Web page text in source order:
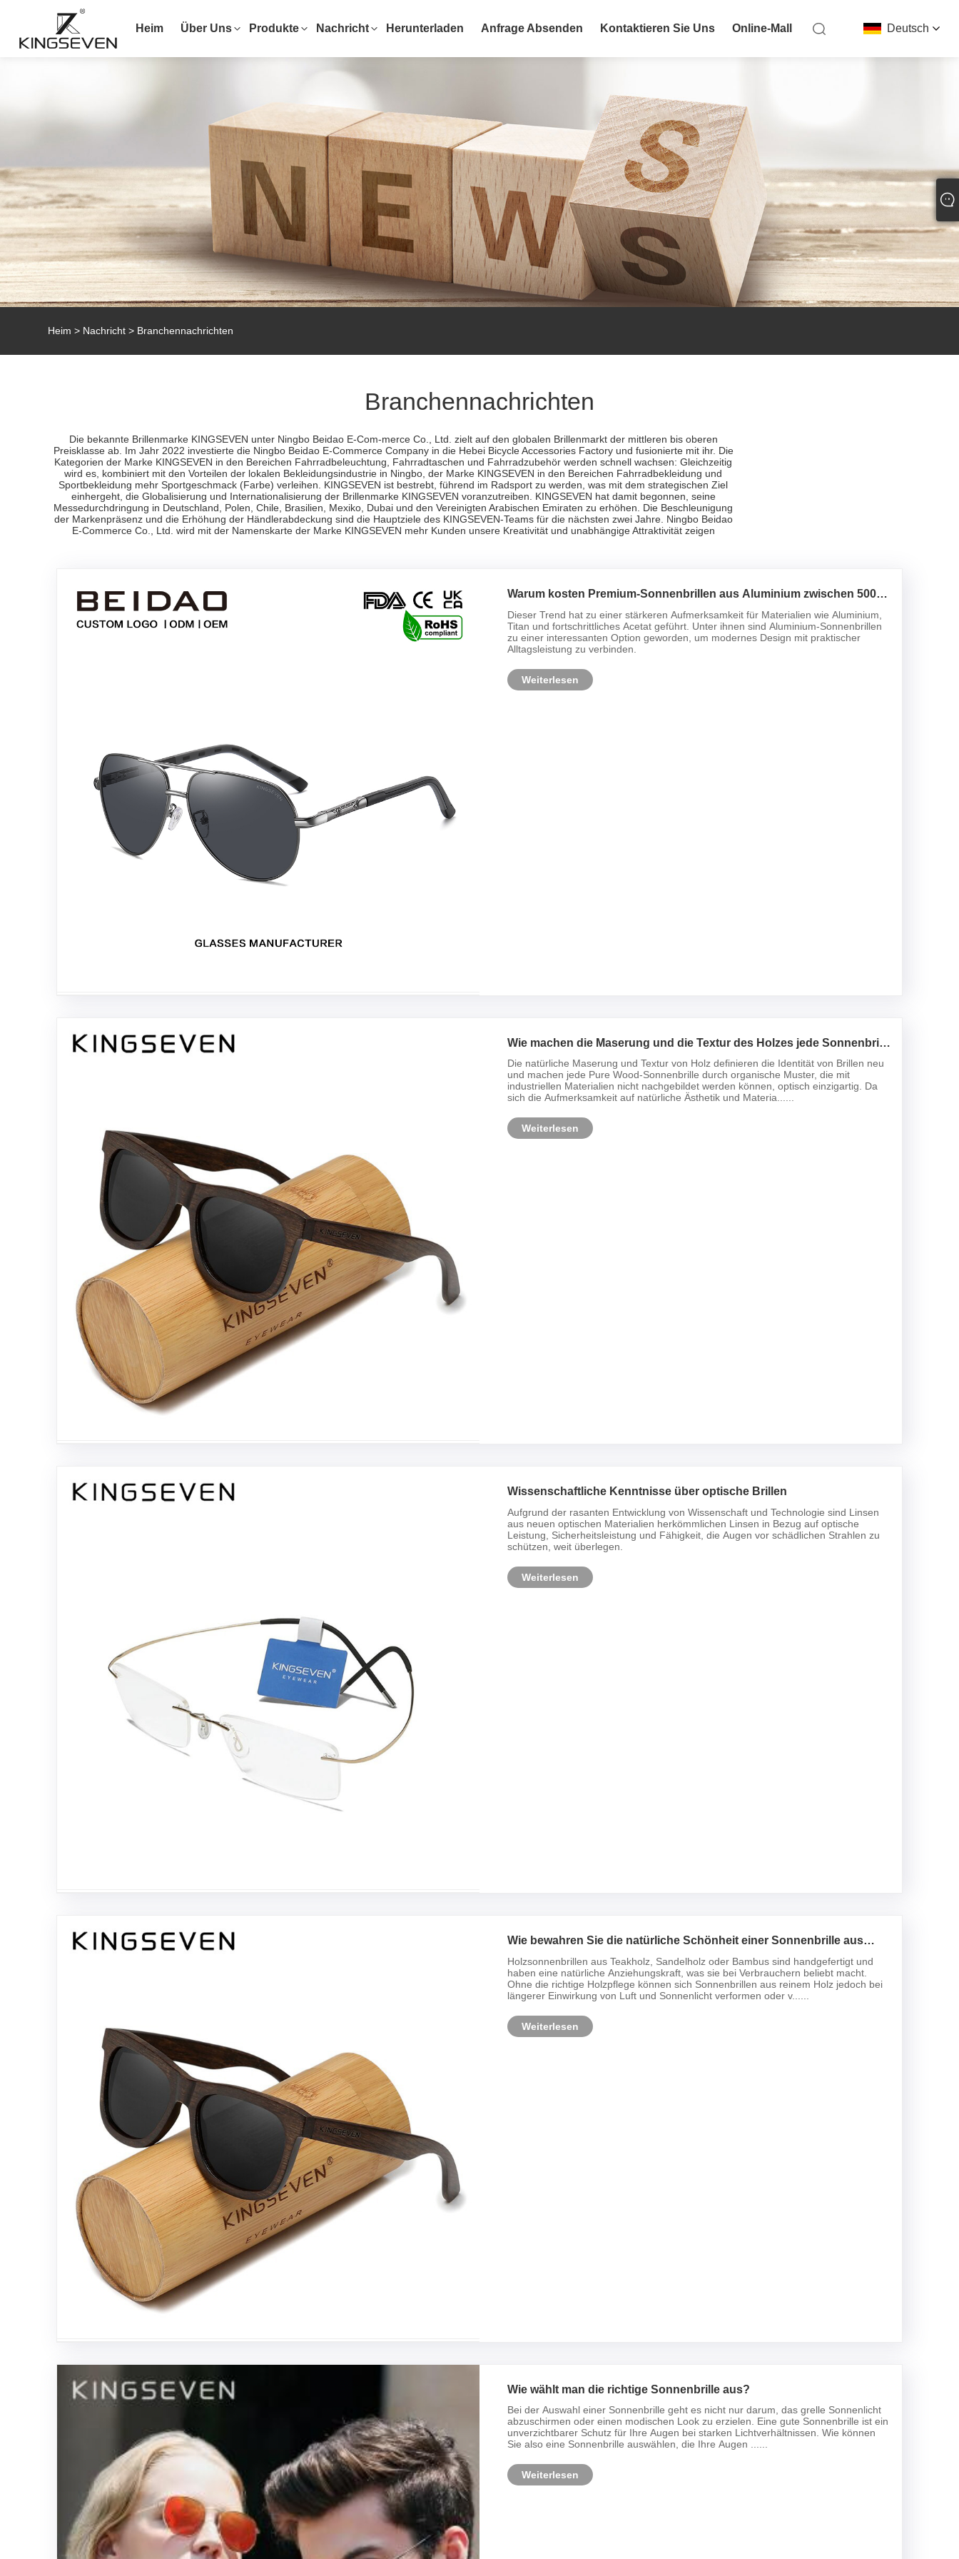
Deutsch
Heim Über Uns Produkte Nachricht Herunterladen Anfrage Absenden Kontaktieren Sie Uns Online-Mall
Heim > Nachricht > Branchennachrichten
Branchennachrichten
Die bekannte Brillenmarke KINGSEVEN unter Ningbo Beidao E-Com-merce Co., Ltd. zielt auf den globalen Brillenmarkt der mittleren bis oberen
Preisklasse ab. Im Jahr 2022 investierte die Ningbo Beidao E-Commerce Company in die Hebei Bicycle Accessories Factory und fusionierte mit ihr. Die
Kategorien der Marke KINGSEVEN in den Bereichen Fahrradbeleuchtung, Fahrradtaschen und Fahrradzubehör werden schnell wachsen: Gleichzeitig
wird es, kombiniert mit den Vorteilen der lokalen Bekleidungsindustrie in Ningbo, der Marke KINGSEVEN in den Bereichen Fahrradbekleidung und
Sportbekleidung mehr Sportgeschmack (Farbe) verleihen. KINGSEVEN ist bestrebt, führend im Radsport zu werden, was mit dem strategischen Ziel
einhergeht, die Globalisierung und Internationalisierung der Brillenmarke KINGSEVEN voranzutreiben. KINGSEVEN hat damit begonnen, seine
Messedurchdringung in Deutschland, Polen, Chile, Brasilien, Mexiko, Dubai und den Vereinigten Arabischen Emiraten zu erhöhen. Die Beschleunigung
der Markenpräsenz und die Erhöhung der Händlerabdeckung sind die Hauptziele des KINGSEVEN-Teams für die nächsten zwei Jahre. Ningbo Beidao
E-Commerce Co., Ltd. wird mit der Namenskarte der Marke KINGSEVEN mehr Kunden unsere Kreativität und unabhängige Attraktivität zeigen
Warum kosten Premium-Sonnenbrillen aus Aluminium zwischen 500
Titanrahmen?
Dieser Trend hat zu einer stärkeren Aufmerksamkeit für Materialien wie Aluminium,
Titan und fortschrittliches Acetat geführt. Unter ihnen sind Aluminium-Sonnenbrillen
zu einer interessanten Option geworden, um modernes Design mit praktischer
Alltagsleistung zu verbinden.
Weiterlesen
Wie machen die Maserung und die Textur des Holzes jede Sonnenbrille
aus reinem Holz einzigartig?
Die natürliche Maserung und Textur von Holz definieren die Identität von Brillen neu
und machen jede Pure Wood-Sonnenbrille durch organische Muster, die mit
industriellen Materialien nicht nachgebildet werden können, optisch einzigartig. Da
sich die Aufmerksamkeit auf natürliche Ästhetik und Materia......
Weiterlesen
Wissenschaftliche Kenntnisse über optische Brillen
Aufgrund der rasanten Entwicklung von Wissenschaft und Technologie sind Linsen
aus neuen optischen Materialien herkömmlichen Linsen in Bezug auf optische
Leistung, Sicherheitsleistung und Fähigkeit, die Augen vor schädlichen Strahlen zu
schützen, weit überlegen.
Weiterlesen
Wie bewahren Sie die natürliche Schönheit einer Sonnenbrille aus
Holzsonnenbrillen aus Teakholz, Sandelholz oder Bambus sind handgefertigt und
haben eine natürliche Anziehungskraft, was sie bei Verbrauchern beliebt macht.
Ohne die richtige Holzpflege können sich Sonnenbrillen aus reinem Holz jedoch bei
längerer Einwirkung von Luft und Sonnenlicht verformen oder v......
Weiterlesen
Wie wählt man die richtige Sonnenbrille aus?
Bei der Auswahl einer Sonnenbrille geht es nicht nur darum, das grelle Sonnenlicht
abzuschirmen oder einen modischen Look zu erzielen. Eine gute Sonnenbrille ist ein
unverzichtbarer Schutz für Ihre Augen bei starken Lichtverhältnissen. Wie können
Sie also eine Sonnenbrille auswählen, die Ihre Augen ......
Weiterlesen